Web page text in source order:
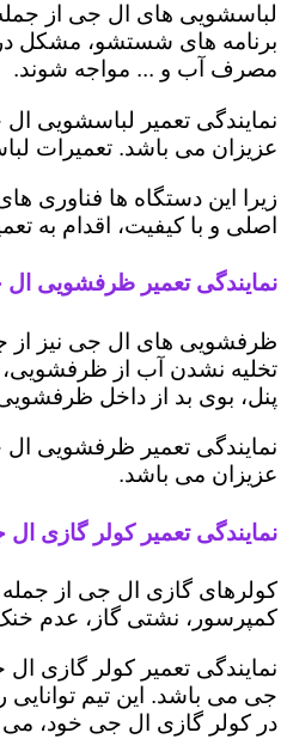
لباسشویی های ال جی از
برنامه های شستشو، مشکل
مصرف آب و ... مواجه شوند.
نمایندگی تعمیر لباسشویی
عزیزان می باشد. تعمیرات
زیرا این دستگاه ها فناوری
اصلی و با کیفیت، اقدام به
نمایندگی تعمیر ظرفشویی ال
ظرفشویی های ال جی نیز از
تخلیه نشدن آب از
پنل، بوی بد از داخل
نمایندگی تعمیر ظرفشویی
عزیزان می باشد.
نمایندگی تعمیر کولر گازی ال
کولرهای گازی ال جی از
کمپرسور، نشتی گاز، عدم خنک
نمایندگی تعمیر کولر گازی
جی می باشد. این تیم
در کولر گازی ال جی خود، می